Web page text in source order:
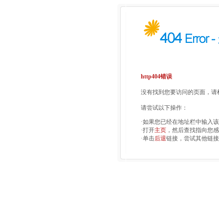
http404错误
没有找到您要访问的页面，
请尝试以下操作：
·如果您已经在地址栏中输入
·打开主页 ，然后查找指向您
·单击后退链接，尝试其他链